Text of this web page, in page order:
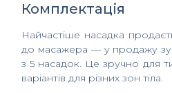
Комплектація
Найчастіше насадка
до масажера — у продажу
з 5 насадок. Це зручно для
варіантів для різних зон тіла.